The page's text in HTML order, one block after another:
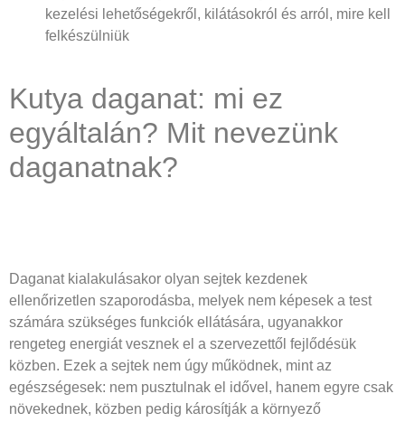
kezelési lehetőségekről, kilátásokról és arról, mire kell
felkészülniük
Kutya daganat: mi ez
egyáltalán? Mit nevezünk
daganatnak?
Daganat kialakulásakor olyan sejtek kezdenek
ellenőrizetlen szaporodásba, melyek nem képesek a test
számára szükséges funkciók ellátására, ugyanakkor
rengeteg energiát vesznek el a szervezettől fejlődésük
közben. Ezek a sejtek nem úgy működnek, mint az
egészségesek: nem pusztulnak el idővel, hanem egyre csak
növekednek, közben pedig károsítják a környező